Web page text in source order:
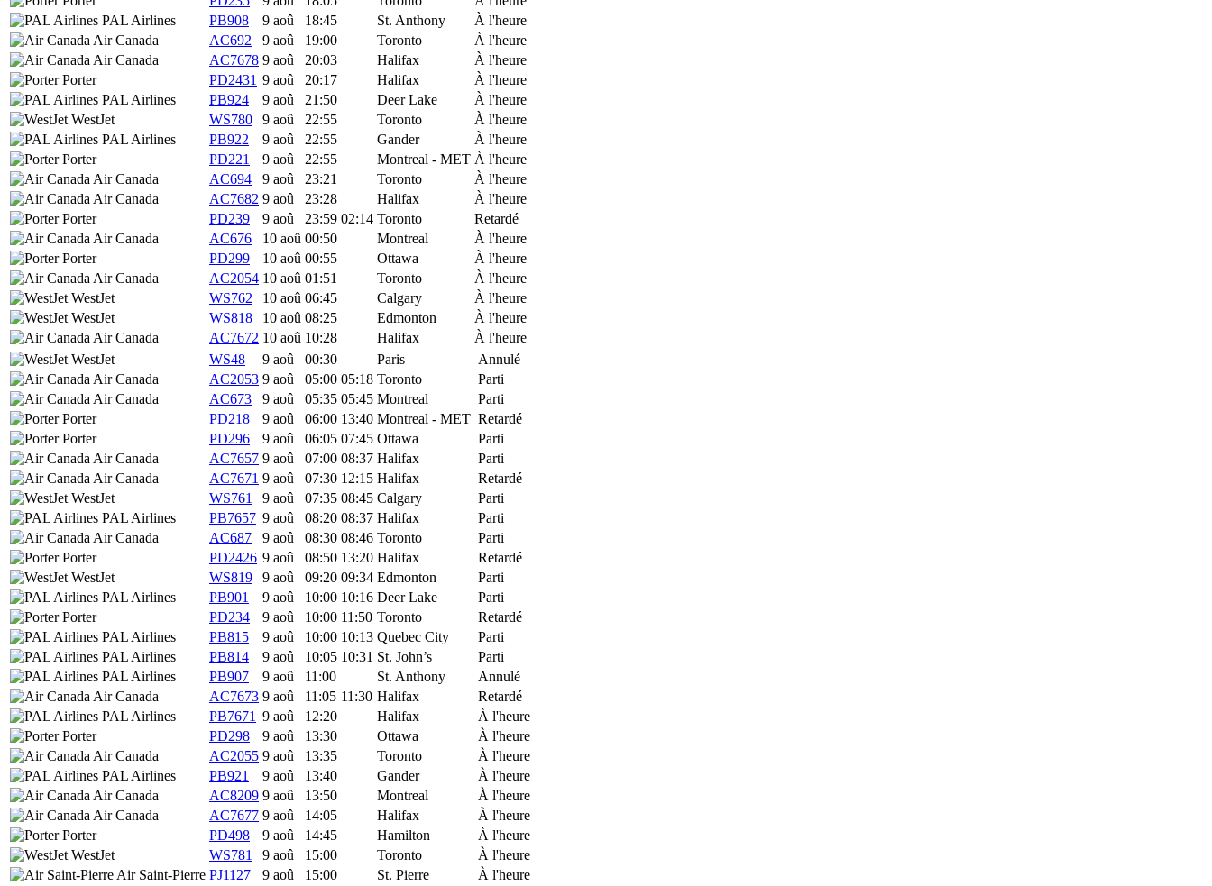
PAL Airlines
PB908 9 aoû 18:45 St. Anthony
À l'heure
Air Canada
AC692 9 aoû 19:00 Toronto
À l'heure
Air Canada
AC7678 9 aoû 20:03 Halifax
À l'heure
Porter
PD2431 9 aoû 20:17 Halifax
À l'heure
PAL Airlines
PB924 9 aoû 21:50 Deer Lake
À l'heure
WestJet
WS780 9 aoû 22:55 Toronto
À l'heure
PAL Airlines
PB922 9 aoû 22:55 Gander
À l'heure
Porter
PD221 9 aoû 22:55 Montreal - MET À l'heure
Air Canada
AC694 9 aoû 23:21 Toronto
À l'heure
Air Canada
AC7682 9 aoû 23:28 Halifax
À l'heure
Porter
PD239 9 aoû 23:59 02:14 Toronto
Retardé
Air Canada
AC676 10 aoû 00:50 Montreal
À l'heure
Porter
PD299 10 aoû 00:55 Ottawa
À l'heure
Air Canada
AC2054 10 aoû 01:51 Toronto
À l'heure
WestJet
WS762 10 aoû 06:45 Calgary
À l'heure
WestJet
WS818 10 aoû 08:25 Edmonton
À l'heure
Air Canada
AC7672 10 aoû 10:28 Halifax
À l'heure
WestJet
WS48 9 aoû 00:30 Paris
Annulé
Air Canada
AC2053 9 aoû 05:00 05:18 Toronto
Parti
Air Canada
AC673 9 aoû 05:35 05:45 Montreal
Parti
Porter
PD218 9 aoû 06:00 13:40 Montreal - MET Retardé
Porter
PD296 9 aoû 06:05 07:45 Ottawa
Parti
Air Canada
AC7657 9 aoû 07:00 08:37 Halifax
Parti
Air Canada
AC7671 9 aoû 07:30 12:15 Halifax
Retardé
WestJet
WS761 9 aoû 07:35 08:45 Calgary
Parti
PAL Airlines
PB7657 9 aoû 08:20 08:37 Halifax
Parti
Air Canada
AC687 9 aoû 08:30 08:46 Toronto
Parti
Porter
PD2426 9 aoû 08:50 13:20 Halifax
Retardé
WestJet
WS819 9 aoû 09:20 09:34 Edmonton
Parti
PAL Airlines
PB901 9 aoû 10:00 10:16 Deer Lake
Parti
Porter
PD234 9 aoû 10:00 11:50 Toronto
Retardé
PAL Airlines
PB815 9 aoû 10:00 10:13 Quebec City
Parti
PAL Airlines
PB814 9 aoû 10:05 10:31 St. John’s
Parti
PAL Airlines
PB907 9 aoû 11:00 St. Anthony
Annulé
Air Canada
AC7673 9 aoû 11:05 11:30 Halifax
Retardé
PAL Airlines
PB7671 9 aoû 12:20 Halifax
À l'heure
Porter
PD298 9 aoû 13:30 Ottawa
À l'heure
Air Canada
AC2055 9 aoû 13:35 Toronto
À l'heure
PAL Airlines
PB921 9 aoû 13:40 Gander
À l'heure
Air Canada
AC8209 9 aoû 13:50 Montreal
À l'heure
Air Canada
AC7677 9 aoû 14:05 Halifax
À l'heure
Porter
PD498 9 aoû 14:45 Hamilton
À l'heure
WestJet
WS781 9 aoû 15:00 Toronto
À l'heure
Air Saint-Pierre PJ1127 9 aoû 15:00 St. Pierre
À l'heure